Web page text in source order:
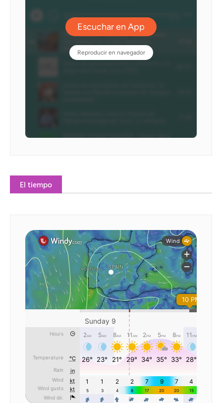
El tiempo